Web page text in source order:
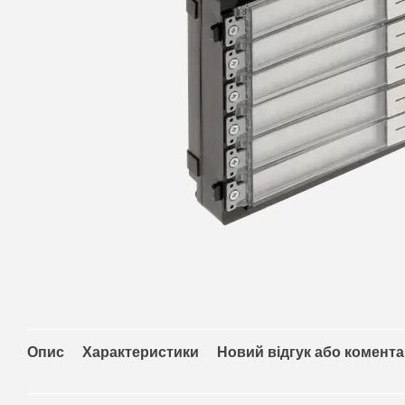
Опис Характеристики Новий відгук або